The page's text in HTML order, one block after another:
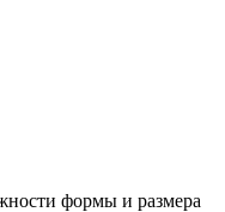
формы и размера